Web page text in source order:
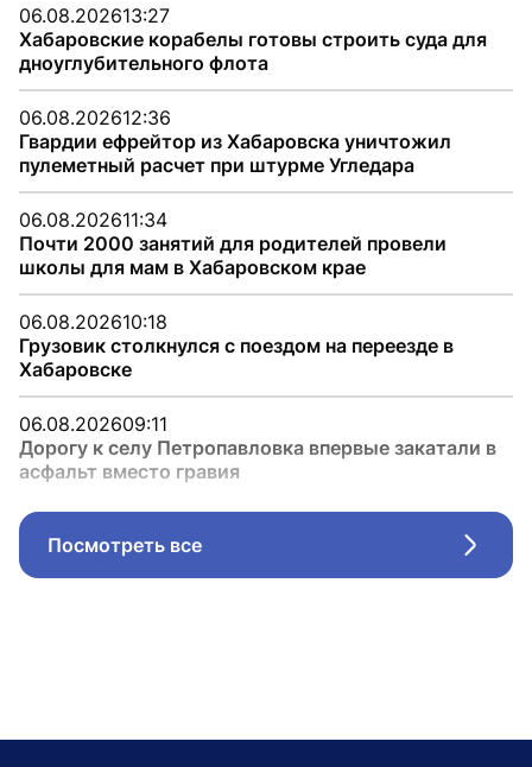
06.08.202613:27
Хабаровские корабелы готовы строить суда для
дноуглубительного флота
06.08.202612:36
Гвардии ефрейтор из Хабаровска уничтожил
пулеметный расчет при штурме Угледара
06.08.202611:34
Почти 2000 занятий для родителей провели
школы для мам в Хабаровском крае
06.08.202610:18
Грузовик столкнулся с поездом на переезде в
Хабаровске
06.08.202609:11
Дорогу к селу Петропавловка впервые закатали в
асфальт вместо гравия
Посмотреть все